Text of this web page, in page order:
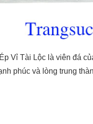
Vỉ Tài Lộc là viên đá
phúc và lòng trung